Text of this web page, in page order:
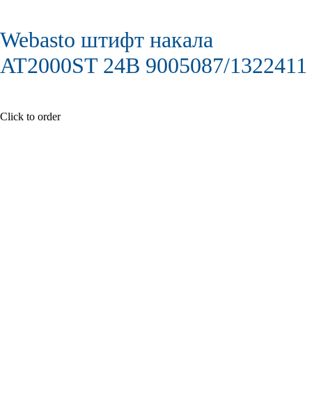
Webasto штифт накала
AT2000ST 24В 9005087/1322411
Click to order